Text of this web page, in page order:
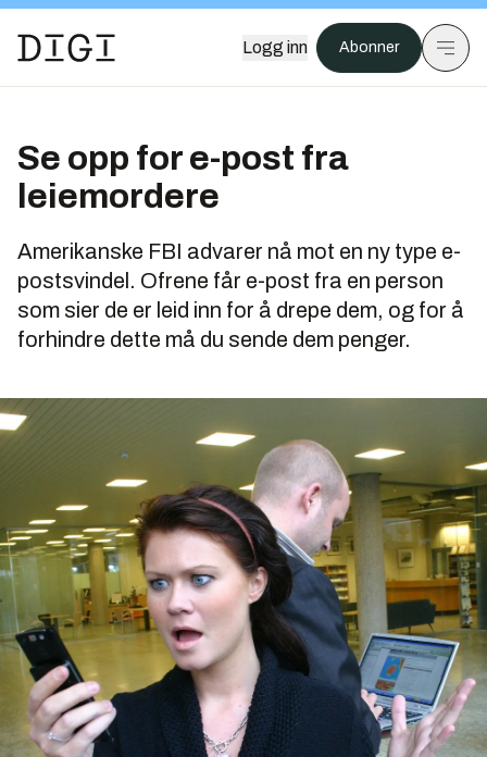
Logg inn Abonner
Se opp for e-post fra
leiemordere
Amerikanske FBI advarer nå mot en ny type e-
postsvindel. Ofrene får e-post fra en person
som sier de er leid inn for å drepe dem, og for å
forhindre dette må du sende dem penger.